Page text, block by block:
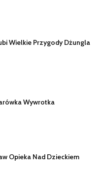
Wielkie Przygody Dżungla
Wywrotka
Opieka Nad Dzieckiem